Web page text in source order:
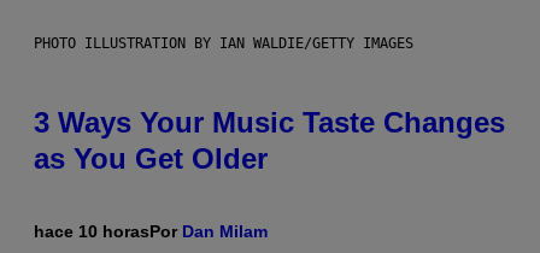
PHOTO ILLUSTRATION BY IAN WALDIE/GETTY IMAGES
3 Ways Your Music Taste Changes
as You Get Older
hace 10 horasPor Dan Milam